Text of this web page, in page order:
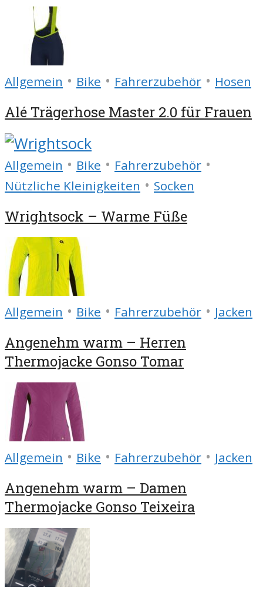
Allgemein • Bike • Fahrerzubehör • Hosen
Alé Trägerhose Master 2.0 für Frauen
Allgemein • Bike • Fahrerzubehör •
Nützliche Kleinigkeiten • Socken
Wrightsock – Warme Füße
Allgemein • Bike • Fahrerzubehör • Jacken
Angenehm warm – Herren
Thermojacke Gonso Tomar
Allgemein • Bike • Fahrerzubehör • Jacken
Angenehm warm – Damen
Thermojacke Gonso Teixeira